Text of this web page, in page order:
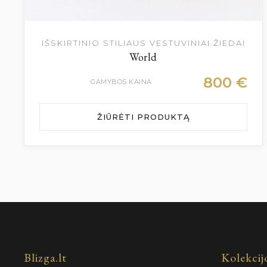
IŠSKIRTINIO STILIAUS VESTUVINIAI ŽIEDAI
World
GAMYBOS KAINA 800€
ŽIŪRĖTI PRODUKTĄ
Blizga.lt